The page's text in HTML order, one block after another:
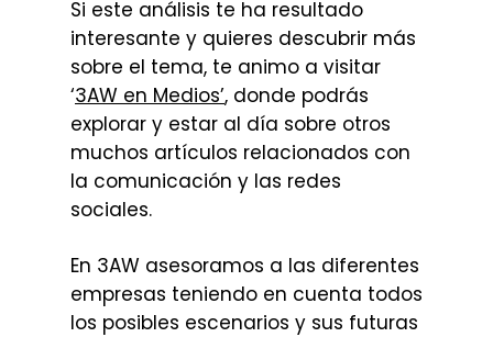
Si este análisis te ha resultado
interesante y quieres descubrir más
sobre el tema, te animo a visitar
‘3AW en Medios’, donde podrás
explorar y estar al día sobre otros
muchos artículos relacionados con
la comunicación y las redes
sociales.
En 3AW asesoramos a las diferentes
empresas teniendo en cuenta todos
los posibles escenarios y sus futuras